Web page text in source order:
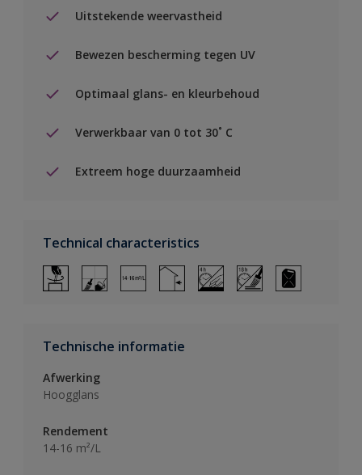
Uitstekende weervastheid
Bewezen bescherming tegen UV
Optimaal glans- en kleurbehoud
Verwerkbaar van 0 tot 30˚ C
Extreem hoge duurzaamheid
Technical characteristics
Technische informatie
Afwerking
Hoogglans
Rendement
14-16 m²/L